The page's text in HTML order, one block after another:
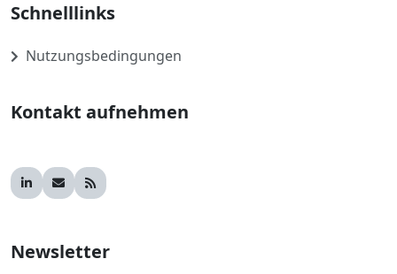
Schnelllinks
Nutzungsbedingungen
Kontakt aufnehmen
Newsletter